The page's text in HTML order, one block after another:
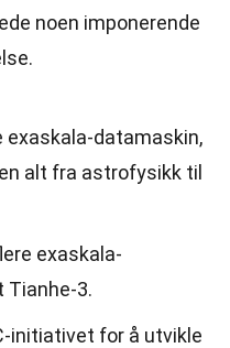
noen imponerende
exaskala-datamaskin,
alt fra astrofysikk til
exaskala-
Tianhe-3.
initiativet for å utvikle